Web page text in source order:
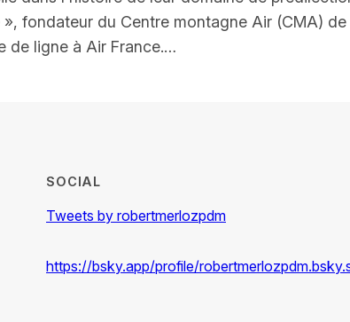
fondateur du Centre montagne Air (CMA)
de ligne à Air France.…
SOCIAL
Tweets by robertmerlozpdm
https://bsky.app/profile/